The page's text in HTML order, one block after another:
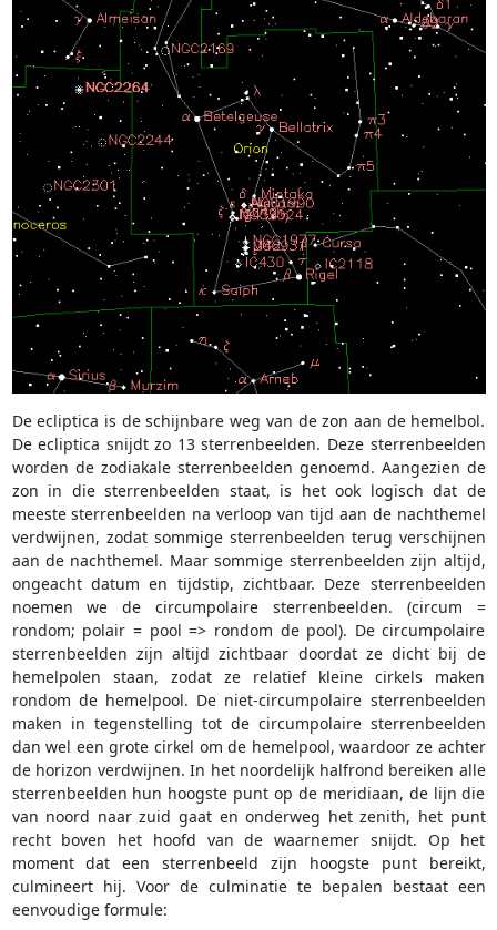
De ecliptica is de schijnbare weg van de zon aan de hemelbol.
De ecliptica snijdt zo 13 sterrenbeelden. Deze sterrenbeelden
worden de zodiakale sterrenbeelden genoemd. Aangezien de
zon in die sterrenbeelden staat, is het ook logisch dat de
meeste sterrenbeelden na verloop van tijd aan de nachthemel
verdwijnen, zodat sommige sterrenbeelden terug verschijnen
aan de nachthemel. Maar sommige sterrenbeelden zijn altijd,
ongeacht datum en tijdstip, zichtbaar. Deze sterrenbeelden
noemen we de circumpolaire sterrenbeelden. (circum =
rondom; polair = pool => rondom de pool). De circumpolaire
sterrenbeelden zijn altijd zichtbaar doordat ze dicht bij de
hemelpolen staan, zodat ze relatief kleine cirkels maken
rondom de hemelpool. De niet-circumpolaire sterrenbeelden
maken in tegenstelling tot de circumpolaire sterrenbeelden
dan wel een grote cirkel om de hemelpool, waardoor ze achter
de horizon verdwijnen. In het noordelijk halfrond bereiken alle
sterrenbeelden hun hoogste punt op de meridiaan, de lijn die
van noord naar zuid gaat en onderweg het zenith, het punt
recht boven het hoofd van de waarnemer snijdt. Op het
moment dat een sterrenbeeld zijn hoogste punt bereikt,
culmineert hij. Voor de culminatie te bepalen bestaat een
eenvoudige formule: